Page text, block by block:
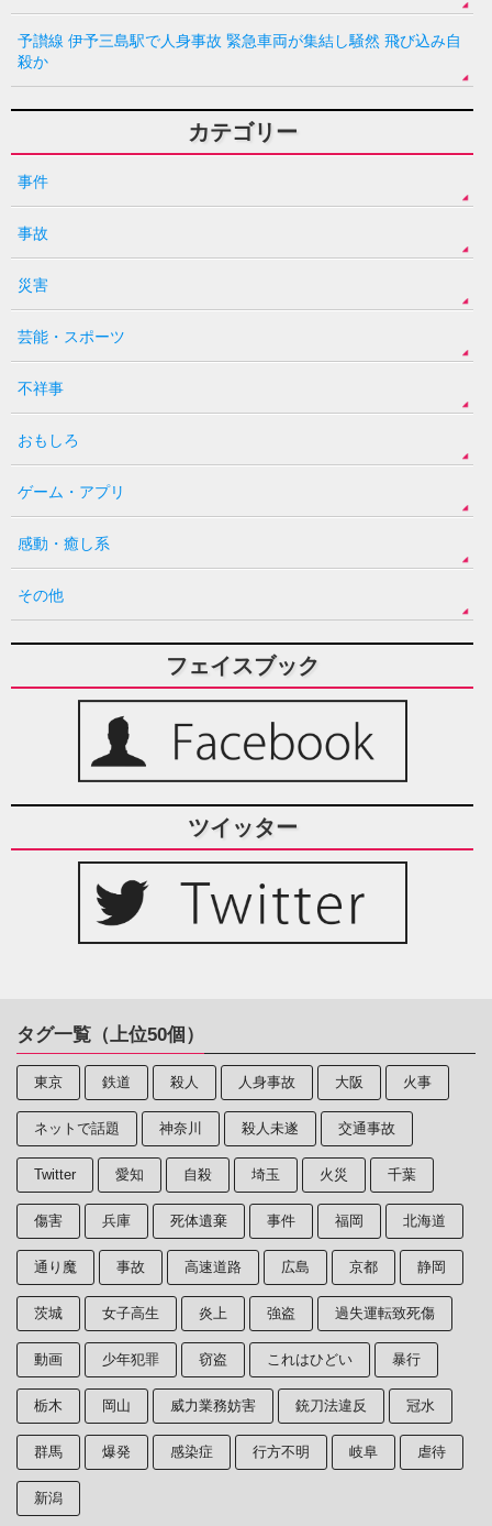
予讃線 伊予三島駅で人身事故 緊急車両が集結し騒然 飛び込み自
殺か
カテゴリー
事件
事故
災害
芸能・スポーツ
不祥事
おもしろ
ゲーム・アプリ
感動・癒し系
その他
フェイスブック
ツイッター
タグ一覧（上位50個）
東京 鉄道 殺人 人身事故 大阪 火事
ネットで話題 神奈川 殺人未遂 交通事故
Twitter 愛知 自殺 埼玉 火災 千葉
傷害 兵庫 死体遺棄 事件 福岡 北海道
通り魔 事故 高速道路 広島 京都 静岡
茨城 女子高生 炎上 強盗 過失運転致死傷
動画 少年犯罪 窃盗 これはひどい 暴行
栃木 岡山 威力業務妨害 銃刀法違反 冠水
群馬 爆発 感染症 行方不明 岐阜 虐待
新潟